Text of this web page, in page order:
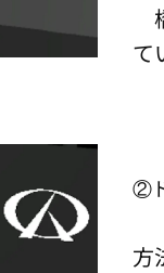
て
②
方